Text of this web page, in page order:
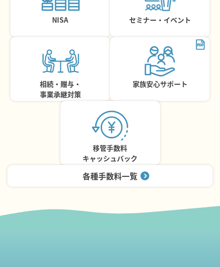
NISA セミナー・イベント
相続・贈与・
事業承継対策
家族安心サポート
移管手数料
キャッシュバック
各種手数料一覧